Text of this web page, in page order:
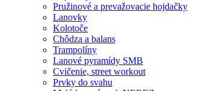
Pružinové a prevažovacie hojdačky
Lanovky
Kolotoče
Chôdza a balans
Trampolíny
Lanové pyramídy SMB
Cvičenie, street workout
Prvky do svahu